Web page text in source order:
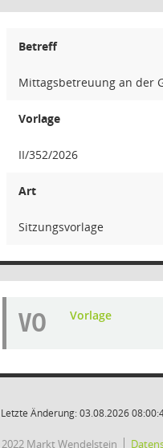
Betreff
Mittagsbetreuung an der
Vorlage
II/352/2026
Art
Sitzungsvorlage
VO Vorlage
Änderung: 03.08.2026
Markt Wendelstein